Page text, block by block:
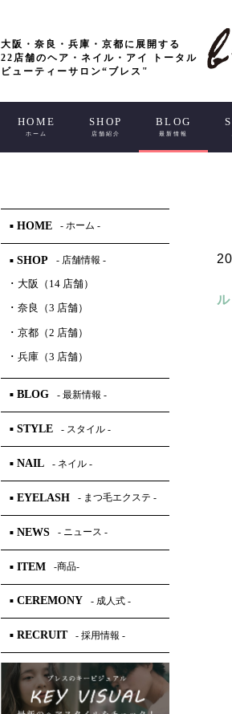
大阪・奈良・兵庫・京都に展開する
22店舗のヘア・ネイル・アイ トータル
ビューティーサロン“ブレス"
HOME
ホーム
SHOP
店舗紹介
BLOG
最新情報
■ HOME - ホーム -
■ SHOP - 店舗情報 -
･ 大阪（14 店舗）
･ 奈良（3 店舗）
･ 京都（2 店舗）
･ 兵庫（3 店舗）
■ BLOG - 最新情報 -
■ STYLE - スタイル -
■ NAIL - ネイル -
■ EYELASH - まつ毛エクステ -
■ NEWS - ニュース -
■ ITEM -商品-
■ CEREMONY - 成人式 -
■ RECRUIT - 採用情報 -